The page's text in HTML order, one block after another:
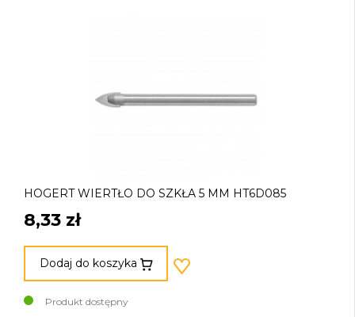
HOGERT WIERTŁO DO SZKŁA 5 MM HT6D085
8,33 zł
Dodaj do koszyka
Produkt dostępny